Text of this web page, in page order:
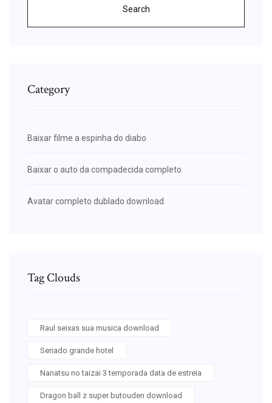
Search
Category
Baixar filme a espinha do diabo
Baixar o auto da compadecida completo
Avatar completo dublado download
Tag Clouds
Raul seixas sua musica download
Seriado grande hotel
Nanatsu no taizai 3 temporada data de estreia
Dragon ball z super butouden download